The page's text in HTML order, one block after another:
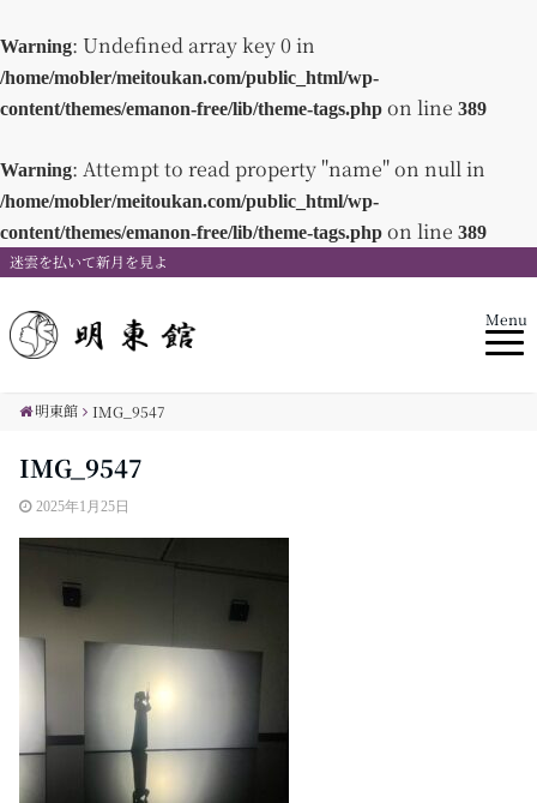
Warning: Undefined array key 0 in
/home/mobler/meitoukan.com/public_html/wp-
content/themes/emanon-free/lib/theme-tags.php on line 389
Warning: Attempt to read property "name" on null in
/home/mobler/meitoukan.com/public_html/wp-
content/themes/emanon-free/lib/theme-tags.php on line 389
迷雲を払いて新月を見よ
Menu
明東館 IMG_9547
IMG_9547
2025年1月25日